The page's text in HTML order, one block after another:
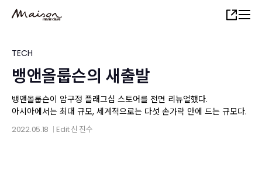
content
Share
TECH
뱅앤올룹슨의 새출발
뱅앤올룹슨이 압구정 플래그십 스토어를 전면 리뉴얼했다.
아시아에서는 최대 규모, 세계적으로는 다섯 손가락 안에 드는 규모다.
2022.05.18 Edit신 진수